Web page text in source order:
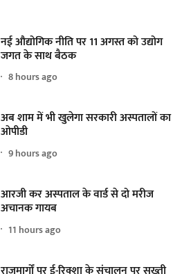
नई औद्योगिक नीति पर 11 अगस्त को उद्योग
जगत के साथ बैठक
8 hours ago
अब शाम में भी खुलेगा सरकारी अस्पतालों का
ओपीडी
9 hours ago
आरजी कर अस्पताल के वार्ड से दो मरीज
अचानक गायब
11 hours ago